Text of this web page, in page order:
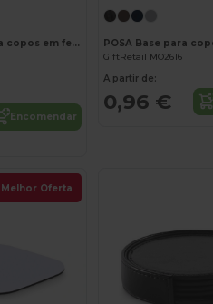
FELTSTER Base para copos em feltro RPET
Encomendar
GiftRetail MO2616
A partir de:
0,96 €
Melhor Oferta